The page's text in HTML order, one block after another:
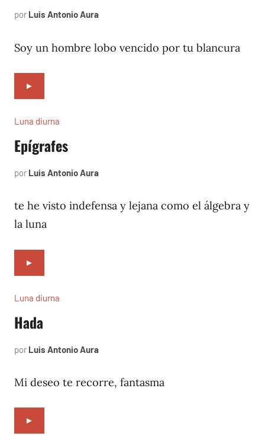
por Luis Antonio Aura
2022
Soy un hombre lobo vencido por tu blancura
►
Luna diurna
Epígrafes
por Luis Antonio Aura
2002
te he visto indefensa y lejana como el álgebra y
la luna
►
Luna diurna
Hada
por Luis Antonio Aura
2002
Mi deseo te recorre, fantasma
►